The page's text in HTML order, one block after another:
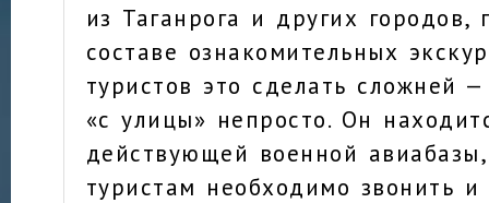
из Таганрога и других
составе ознакомительных
туристов это сделать сложней
«с улицы» непросто. Он
действующей военной
туристам необходимо звонить и